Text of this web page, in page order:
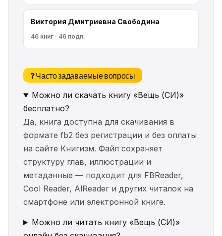
Виктория Дмитриевна Свободина
46 книг · 46 подп.
❓ Часто задаваемые вопросы
Можно ли скачать книгу «Вещь (СИ)»
бесплатно?
Да, книга доступна для скачивания в
формате fb2 без регистрации и без оплаты
на сайте Книгизм. Файл сохраняет
структуру глав, иллюстрации и
метаданные — подходит для FBReader,
Cool Reader, AlReader и других читалок на
смартфоне или электронной книге.
Можно ли читать книгу «Вещь (СИ)»